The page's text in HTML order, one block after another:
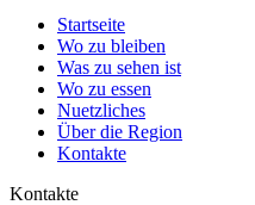
Startseite
Wo zu bleiben
Was zu sehen ist
Wo zu essen
Nuetzliches
Über die Region
Kontakte
Kontakte